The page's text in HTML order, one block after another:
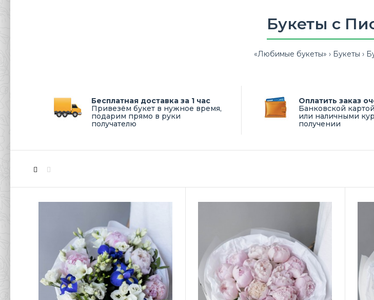
Букеты с
«Любимые букеты» Букеты
Бесплатная доставка за 1 час
Привезём букет в нужное время,
подарим прямо в руки
получателю
Оплатить заказ
Банковской
или наличными
получении
Букет «Пионовые облака»
9 839 ₽